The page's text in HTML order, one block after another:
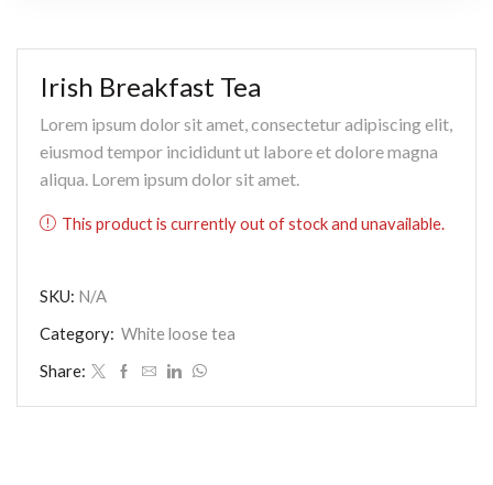
Irish Breakfast Tea
Lorem ipsum dolor sit amet, consectetur adipiscing elit,
eiusmod tempor incididunt ut labore et dolore magna
aliqua. Lorem ipsum dolor sit amet.
This product is currently out of stock and unavailable.
SKU: N/A
Category: White loose tea
Share: